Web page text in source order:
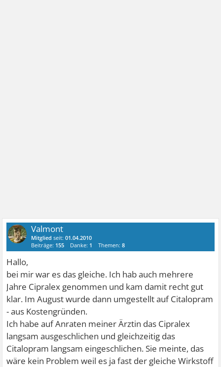
Valmont
Mitglied seit:01.04.2010
Beiträge: 155 Danke: 1 Themen:8
Hallo,
bei mir war es das gleiche. Ich hab auch mehrere
Jahre Cipralex genommen und kam damit recht gut
klar. Im August wurde dann umgestellt auf Citalopram
- aus Kostengründen.
Ich habe auf Anraten meiner Ärztin das Cipralex
langsam ausgeschlichen und gleichzeitig das
Citalopram langsam eingeschlichen. Sie meinte, das
wäre kein Problem weil es ja fast der gleiche Wirkstoff